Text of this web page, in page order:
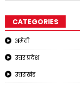
CATEGORIES
अमेठी
उत्तर प्रदेश
उत्तराखंड